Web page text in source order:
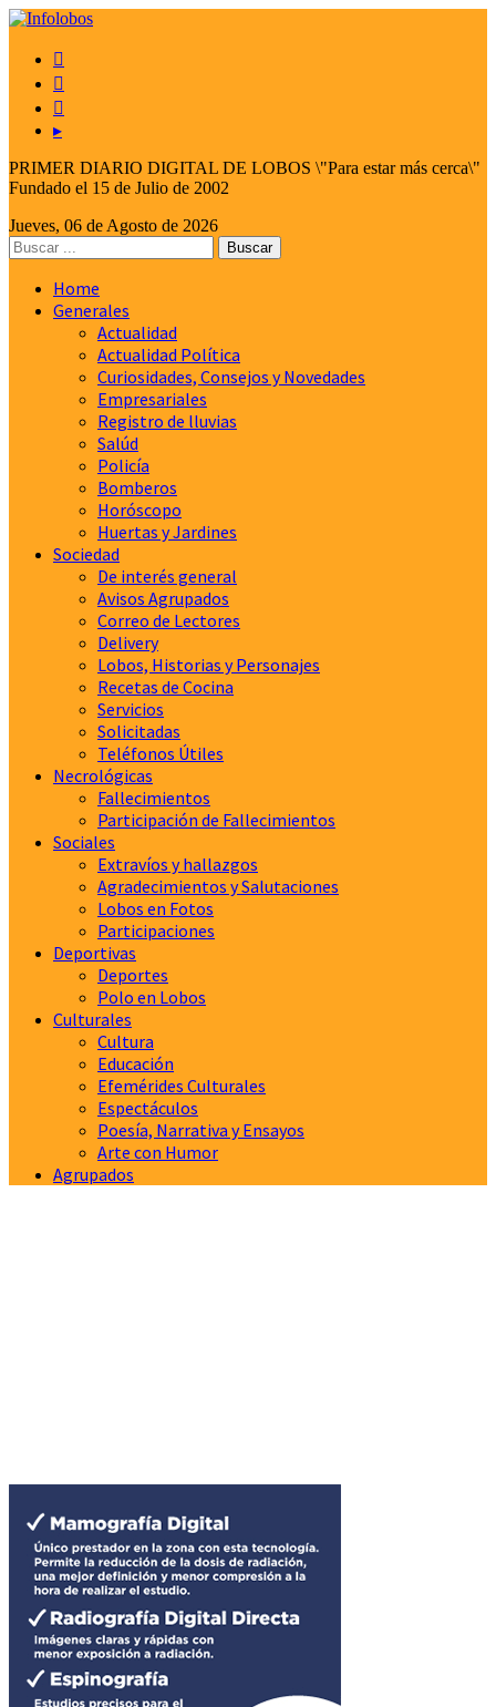



▸
PRIMER DIARIO DIGITAL DE LOBOS \"Para estar más cerca\"
Fundado el 15 de Julio de 2002
Jueves, 06 de Agosto de 2026
Home
Generales
Actualidad
Actualidad Política
Curiosidades, Consejos y Novedades
Empresariales
Registro de lluvias
Salúd
Policía
Bomberos
Horóscopo
Huertas y Jardines
Sociedad
De interés general
Avisos Agrupados
Correo de Lectores
Delivery
Lobos, Historias y Personajes
Recetas de Cocina
Servicios
Solicitadas
Teléfonos Útiles
Necrológicas
Fallecimientos
Participación de Fallecimientos
Sociales
Extravíos y hallazgos
Agradecimientos y Salutaciones
Lobos en Fotos
Participaciones
Deportivas
Deportes
Polo en Lobos
Culturales
Cultura
Educación
Efemérides Culturales
Espectáculos
Poesía, Narrativa y Ensayos
Arte con Humor
Agrupados